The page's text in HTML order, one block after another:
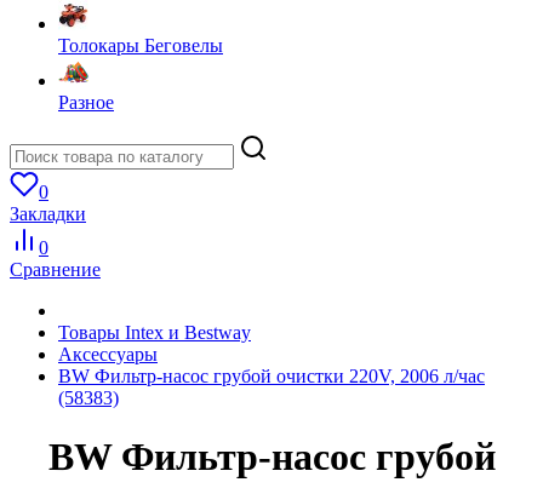
Толокары Беговелы
Разное
0
Закладки
0
Сравнение
Товары Intex и Bestway
Аксессуары
BW Фильтр-насос грубой очистки 220V, 2006 л/час
(58383)
BW Фильтр-насос грубой